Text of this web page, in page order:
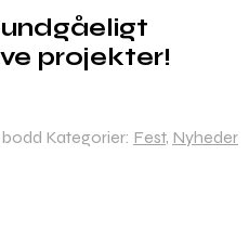
projekter!
Kategorier: Fest, Nyheder